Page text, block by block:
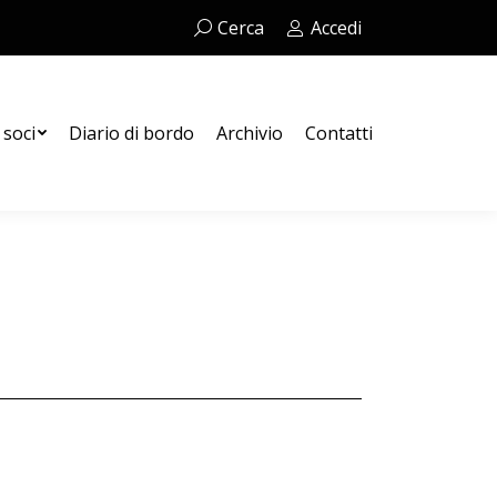
Cerca:Cerca Accedi
Diario di bordo Archivio Contatti
Contatti